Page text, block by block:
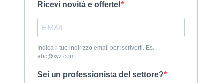
Ricevi novità e offerte!
Indica il tuo indirizzo email per iscriverti. Es.
abc@xyz.com
Sei un professionista del settore?